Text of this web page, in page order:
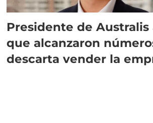
Presidente de Australis
que alcanzaron
descarta vender la